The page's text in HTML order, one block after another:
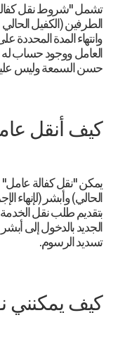
تشمل "شروط نقل
الطرفين (الكفيل
وانتهاء المدة المحددة
العامل ووجود حساب
حسن السمعة وليس
كيف أنقل
يمكن "نقل كفالة
الحالي) وأبشر (لإنهاء
بتقديم طلب نقل الخدمة
الجديد بالدخول إلى
تسديد الرسوم.
كيف يمكنني